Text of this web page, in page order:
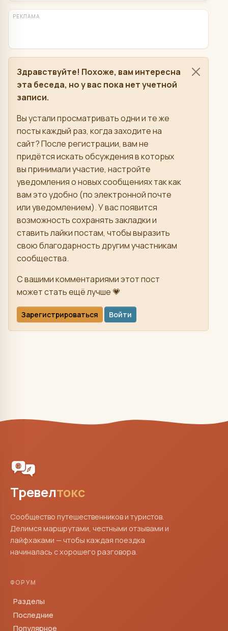
РЕКЛАМА
Здравствуйте! Похоже, вам интересна
эта беседа, но у вас пока нет учетной
записи.
Вы устали просматривать одни и те же
посты каждый раз, когда заходите на
сайт? После регистрации, вам не
придётся искать обсуждения в которых
вы принимали участие, настройте
уведомления о новых сообщениях так как
вам это удобно (по электронной почте
или уведомлением). У вас появится
возможность сохранять закладки и
ставить лайки постам, чтобы выразить
свою благодарность другим участникам
сообщества.
С вашими комментариями этот пост
может стать ещё лучше 💗
Зарегистрироваться Войти
Тревелтокс
Сообщество путешественников и туристов.
Делимся маршрутами, честными отзывами и
лайфхаками — чтобы каждая поездка
начиналась с хорошего разговора.
ФОРУМ
Разделы
Последние
Популярное